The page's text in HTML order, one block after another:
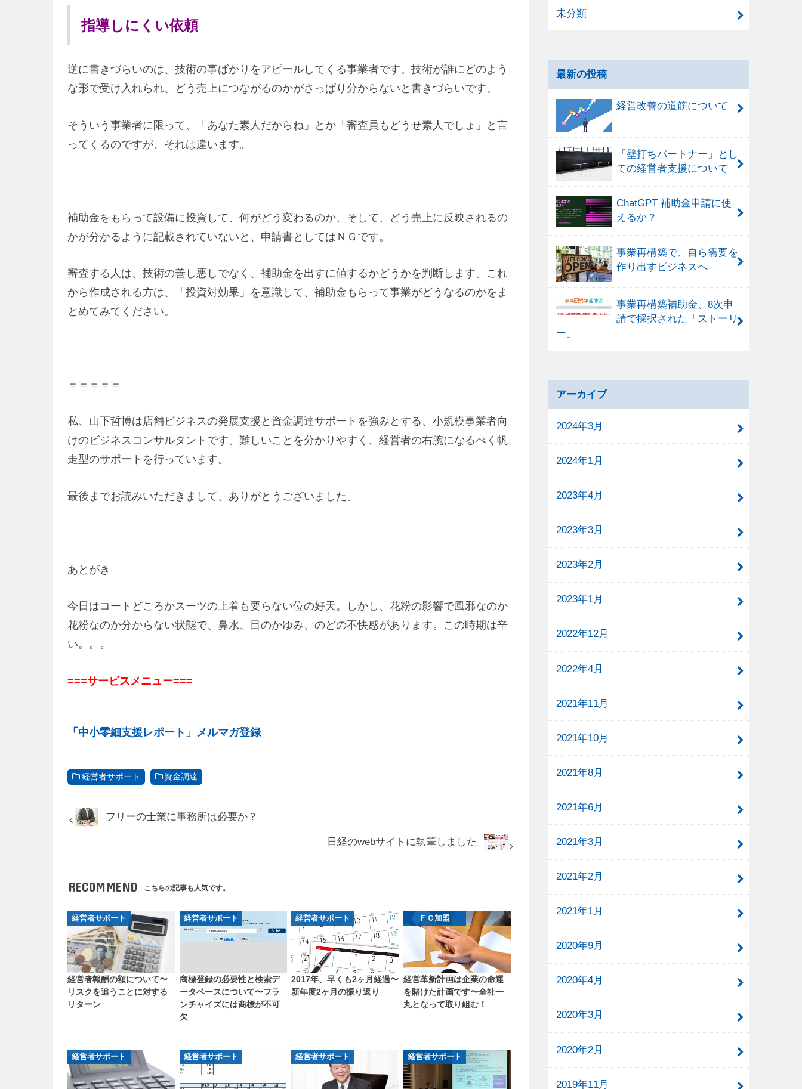
指導しにくい依頼
逆に書きづらいのは、技術の事ばかりをアピールしてくる事業者です。技術が誰にどのよう
な形で受け入れられ、どう売上につながるのかがさっぱり分からないと書きづらいです。
そういう事業者に限って、「あなた素人だからね」とか「審査員もどうせ素人でしょ」と言
ってくるのですが、それは違います。
補助金をもらって設備に投資して、何がどう変わるのか、そして、どう売上に反映されるの
かが分かるように記載されていないと、申請書としてはＮＧです。
審査する人は、技術の善し悪しでなく、補助金を出すに値するかどうかを判断します。これ
から作成される方は、「投資対効果」を意識して、補助金もらって事業がどうなるのかをま
とめてみてください。
＝＝＝＝＝
私、山下哲博は店舗ビジネスの発展支援と資金調達サポートを強みとする、小規模事業者向
けのビジネスコンサルタントです。難しいことを分かりやすく、経営者の右腕になるべく帆
走型のサポートを行っています。
最後までお読みいただきまして、ありがとうございました。
あとがき
今日はコートどころかスーツの上着も要らない位の好天。しかし、花粉の影響で風邪なのか
花粉なのか分からない状態で、鼻水、目のかゆみ、のどの不快感があります。この時期は辛
い。。。
===サービスメニュー===
「中小零細支援レポート」メルマガ登録
経営者サポート 資金調達
フリーの士業に事務所は必要か？
日経のwebサイトに執筆しました
RECOMMEND こちらの記事も人気です。
経営者サポート
経営者報酬の額について〜
リスクを追うことに対する
リターン
経営者サポート
商標登録の必要性と検索デ
ータベースについて〜フラ
ンチャイズには商標が不可
欠
経営者サポート
2017年、早くも2ヶ月経過〜
新年度2ヶ月の振り返り
ＦＣ加盟
経営革新計画は企業の命運
を賭けた計画です〜全社一
丸となって取り組む！
経営者サポート 経営者サポート 経営者サポート 経営者サポート
未分類
最新の投稿
経営改善の道筋について
「壁打ちパートナー」とし
ての経営者支援について
ChatGPT 補助金申請に使
えるか？
事業再構築で、自ら需要を
作り出すビジネスへ
事業再構築補助金、8次申
請で採択された「ストーリ
ー」
アーカイブ
2024年3月
2024年1月
2023年4月
2023年3月
2023年2月
2023年1月
2022年12月
2022年4月
2021年11月
2021年10月
2021年8月
2021年6月
2021年3月
2021年2月
2021年1月
2020年9月
2020年4月
2020年3月
2020年2月
2019年11月